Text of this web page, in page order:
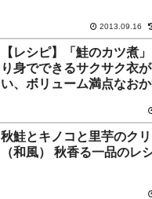
2013.09.16
【レシピ】「鮭のカツ煮
り身でできるサクサク衣
い、ボリューム満点なお
秋鮭とキノコと里芋のク
（和風） 秋香る一品のレ